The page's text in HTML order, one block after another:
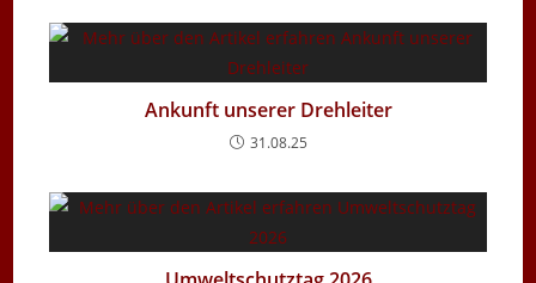
Ankunft unserer Drehleiter
31.08.25